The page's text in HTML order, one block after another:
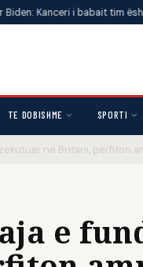
i babait tim është
TE DOBISHME SPORTI
në Britani, përfiton
e